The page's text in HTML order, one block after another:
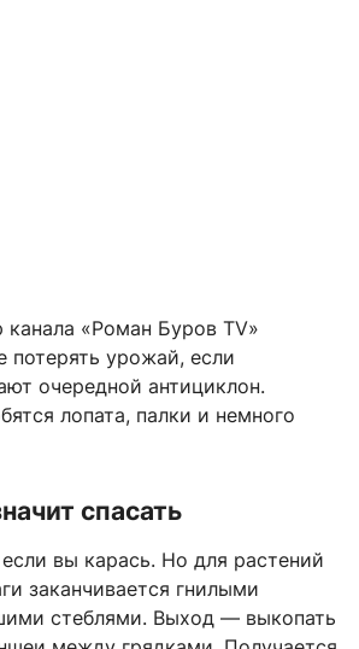
«Роман Буров TV»
потерять урожай, если
очередной антициклон.
лопата, палки и немного
спасать
вы карась. Но для растений
заканчивается гнилыми
стеблями. Выход — выкопать